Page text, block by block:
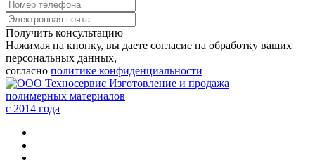
Получить консультацию
Нажимая на кнопку, вы даете согласие на обработку ваших
персональных данных,
согласно политике конфиденциальности
Изготовление и продажа
полимерных материалов
c 2014 года